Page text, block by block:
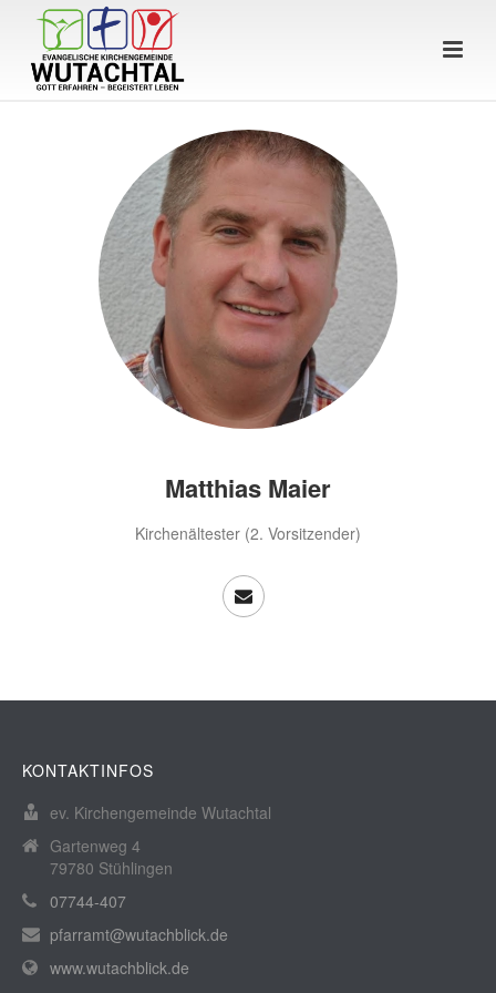
Matthias Maier
Kirchenältester (2. Vorsitzender)
KONTAKTINFOS
ev. Kirchengemeinde Wutachtal
Gartenweg 4
79780 Stühlingen
07744-407
pfarramt@wutachblick.de
www.wutachblick.de